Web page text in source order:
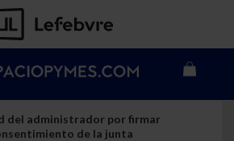
del administrador por firmar
de la junta